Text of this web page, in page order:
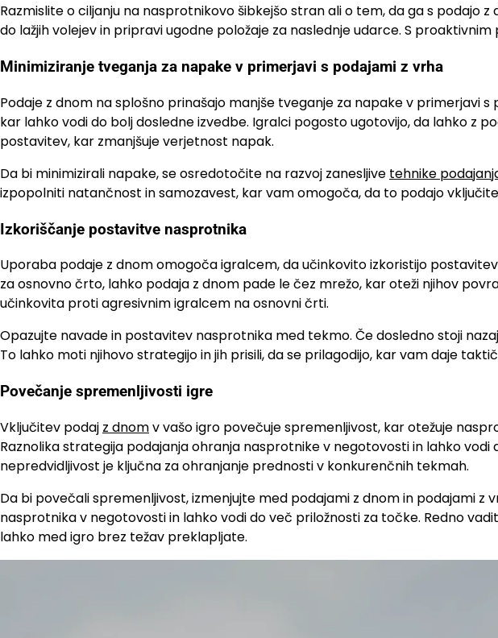
Razmislite o ciljanju na nasprotnikovo šibkejšo stran ali o tem, da ga s podajo
do lažjih volejev in pripravi ugodne položaje za naslednje udarce. S
Minimiziranje tveganja za napake v primerjavi s podajami z vrha
Podaje z dnom na splošno prinašajo manjše tveganje za napake v primerjavi
kar lahko vodi do bolj dosledne izvedbe. Igralci pogosto ugotovijo, da lahko z
postavitev, kar zmanjšuje verjetnost napak.
Da bi minimizirali napake, se osredotočite na razvoj zanesljive tehnike
izpopolniti natančnost in samozavest, kar vam omogoča, da to podajo
Izkoriščanje postavitve nasprotnika
Uporaba podaje z dnom omogoča igralcem, da učinkovito izkoristijo
za osnovno črto, lahko podaja z dnom pade le čez mrežo, kar oteži njihov
učinkovita proti agresivnim igralcem na osnovni črti.
Opazujte navade in postavitev nasprotnika med tekmo. Če dosledno stoji
To lahko moti njihovo strategijo in jih prisili, da se prilagodijo, kar vam daje
Povečanje spremenljivosti igre
Vključitev podaj z dnomv vašo igro povečuje spremenljivost, kar otežuje
Raznolika strategija podajanja ohranja nasprotnike v negotovosti in lahko
nepredvidljivost je ključna za ohranjanje prednosti v konkurenčnih tekmah.
Da bi povečali spremenljivost, izmenjujte med podajami z dnom in podajami z
nasprotnika v negotovosti in lahko vodi do več priložnosti za točke. Redno
lahko med igro brez težav preklapljate.